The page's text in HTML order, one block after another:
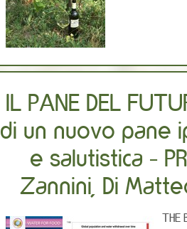
IL PANE DEL
di un nuovo pane
e salutistica -
Zannini, Di
THE